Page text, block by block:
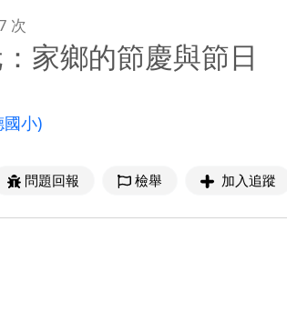
次
家鄉的節慶與節日
小)
問題回報 檢舉 加入追蹤